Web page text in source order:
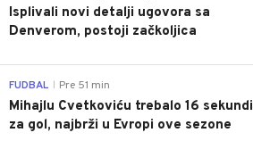
Isplivali novi detalji ugovora sa
Denverom, postoji začkoljica
FUDBAL Pre 51 min
Mihajlu Cvetkoviću trebalo 16 sekundi
za gol, najbrži u Evropi ove sezone